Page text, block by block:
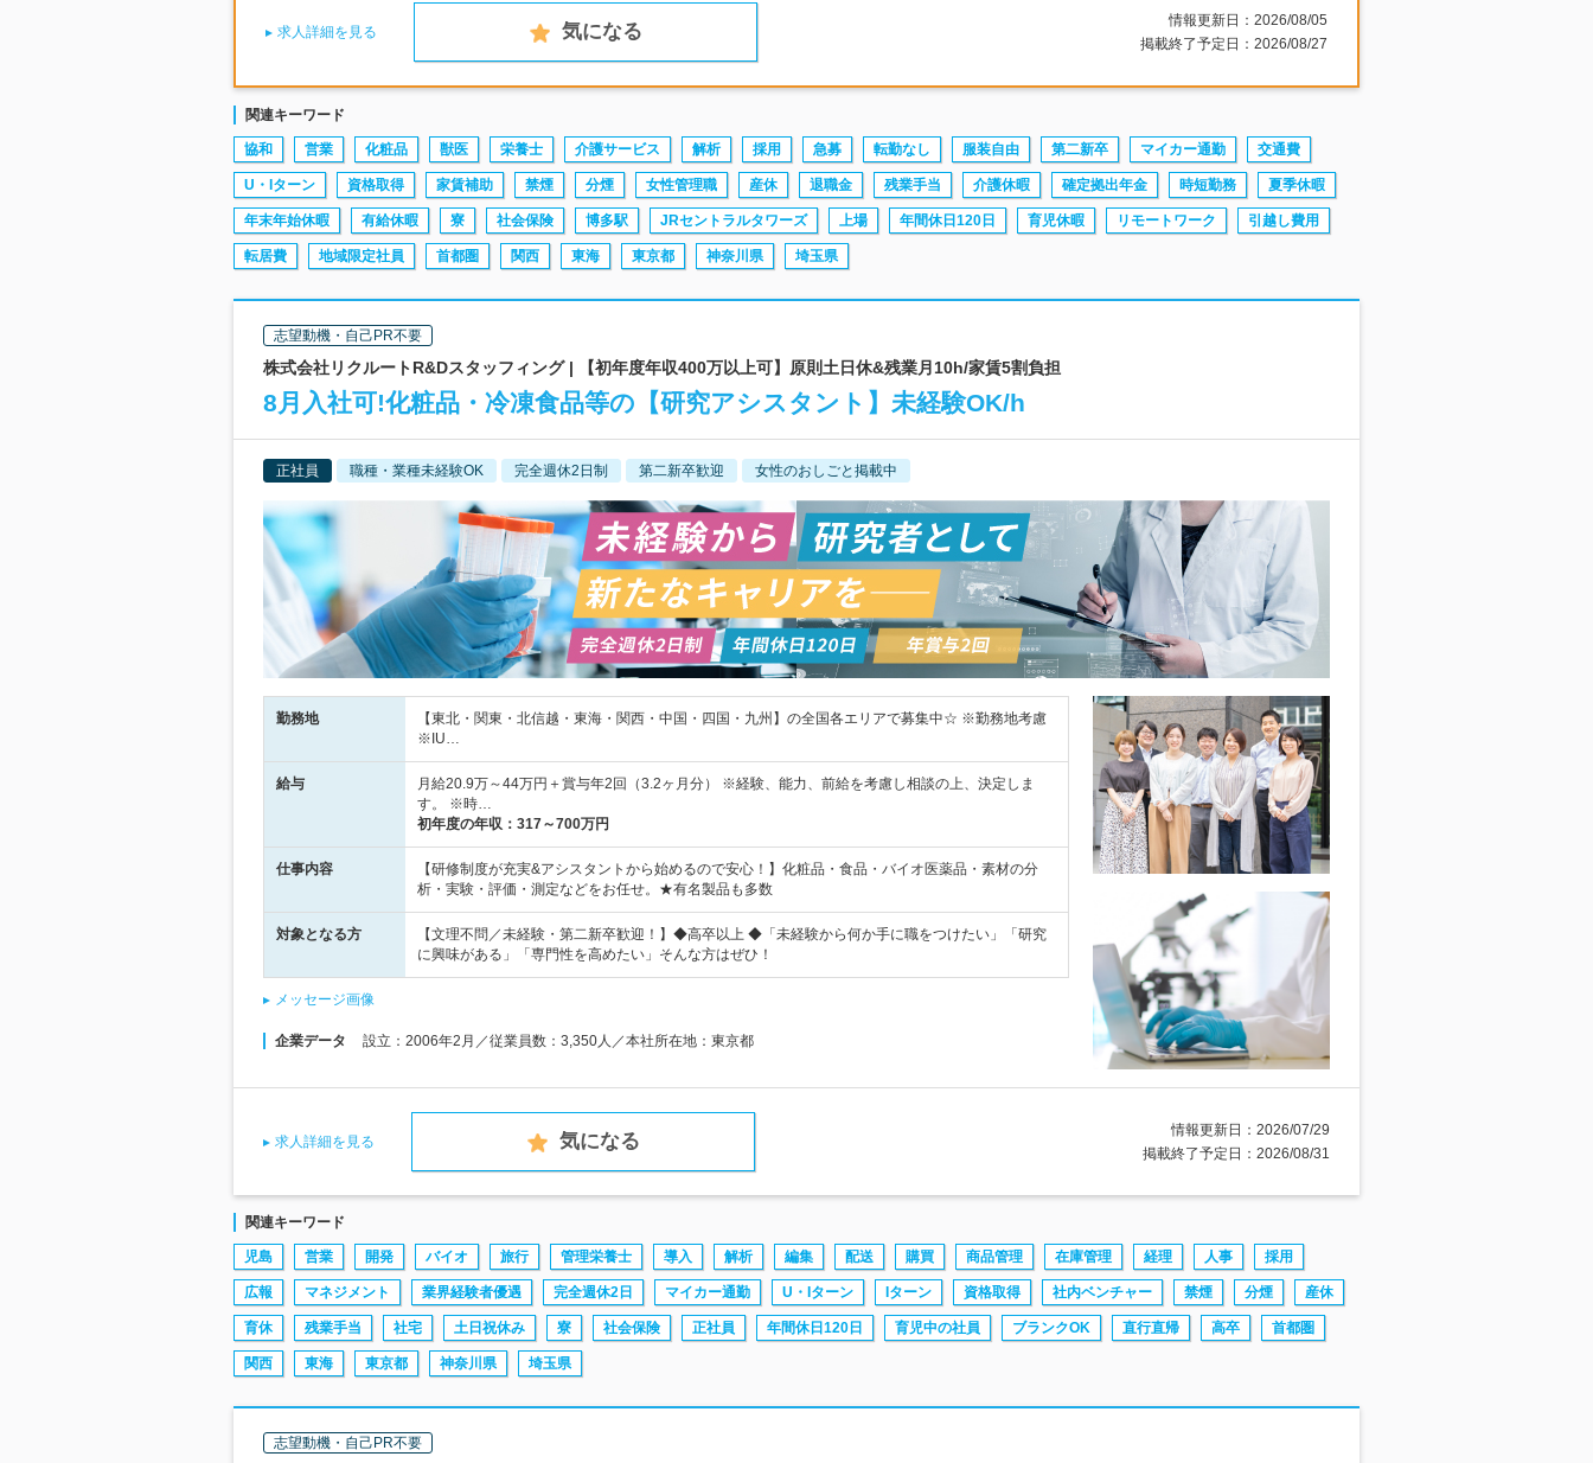
求人詳細を見る 気になる
情報更新日：2026/08/05
掲載終了予定日：2026/08/27
関連キーワード
協和 営業 化粧品 獣医 栄養士 介護サービス 解析 採用 急募 転勤なし 服装自由 第二新卒 マイカー通勤 交通費
U・Iターン 資格取得 家賃補助 禁煙 分煙 女性管理職 産休 退職金 残業手当 介護休暇 確定拠出年金 時短勤務 夏季休暇
年末年始休暇 有給休暇 寮 社会保険 博多駅 JRセントラルタワーズ 上場 年間休日120日 育児休暇 リモートワーク 引越し費用
転居費 地域限定社員 首都圏 関西 東海 東京都 神奈川県 埼玉県
志望動機・自己PR不要
株式会社リクルートR&Dスタッフィング | 【初年度年収400万以上可】原則土日休&残業月10h/家賃5割負担
8月入社可!化粧品・冷凍食品等の【研究アシスタント】未経験OK/h
正社員 職種・業種未経験OK 完全週休2日制 第二新卒歓迎 女性のおしごと掲載中
勤務地
【東北・関東・北信越・東海・関西・中国・四国・九州】の全国各エリアで募集中☆ ※勤務地考慮
※IU…
給与
月給20.9万～44万円＋賞与年2回（3.2ヶ月分） ※経験、能力、前給を考慮し相談の上、決定しま
す。 ※時…
初年度の年収： 317～700万円
仕事内容
【研修制度が充実&アシスタントから始めるので安心！】化粧品・食品・バイオ医薬品・素材の分
析・実験・評価・測定などをお任せ。★有名製品も多数
対象となる方
【文理不問／未経験・第二新卒歓迎！】◆高卒以上 ◆「未経験から何か手に職をつけたい」「研究
に興味がある」「専門性を高めたい」そんな方はぜひ！
メッセージ画像
企業データ 設立：2006年2月／従業員数：3,350人／本社所在地：東京都
求人詳細を見る 気になる
情報更新日：2026/07/29
掲載終了予定日：2026/08/31
関連キーワード
児島 営業 開発 バイオ 旅行 管理栄養士 導入 解析 編集 配送 購買 商品管理 在庫管理 経理 人事 採用
広報 マネジメント 業界経験者優遇 完全週休2日 マイカー通勤 U・Iターン Iターン 資格取得 社内ベンチャー 禁煙 分煙 産休
育休 残業手当 社宅 土日祝休み 寮 社会保険 正社員 年間休日120日 育児中の社員 ブランクOK 直行直帰 高卒 首都圏
関西 東海 東京都 神奈川県 埼玉県
志望動機・自己PR不要